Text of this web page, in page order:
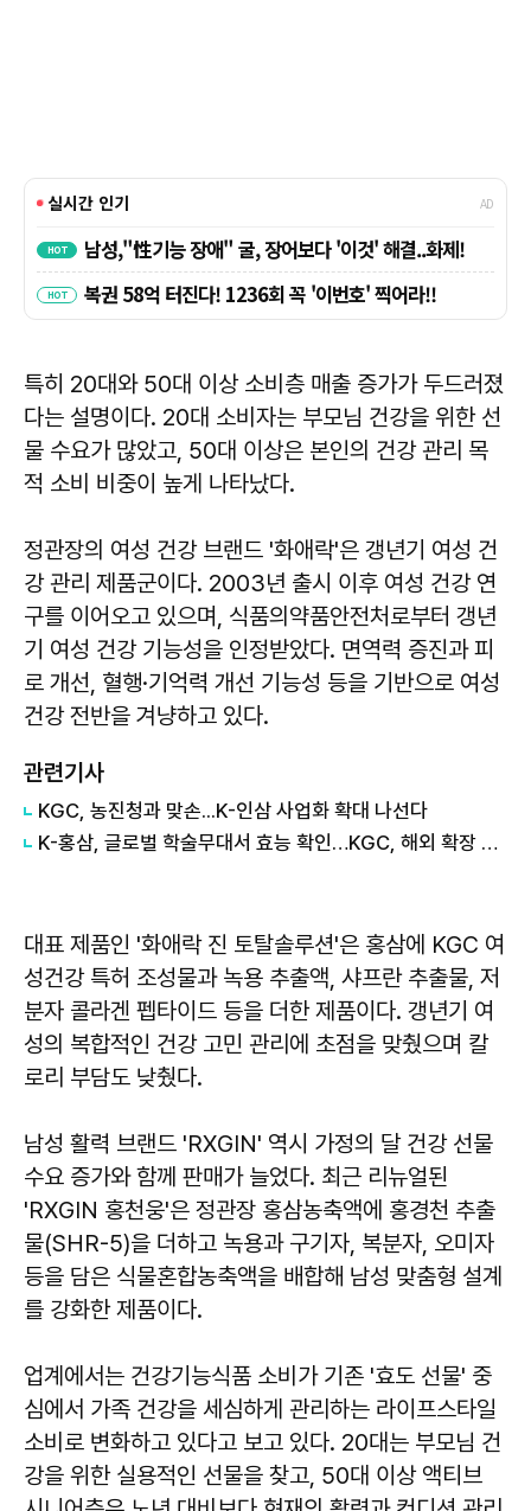
특히 20대와 50대 이상 소비층 매출 증가가 두드러졌
다는 설명이다. 20대 소비자는 부모님 건강을 위한 선
물 수요가 많았고, 50대 이상은 본인의 건강 관리 목
적 소비 비중이 높게 나타났다.
정관장의 여성 건강 브랜드 '화애락'은 갱년기 여성 건
강 관리 제품군이다. 2003년 출시 이후 여성 건강 연
구를 이어오고 있으며, 식품의약품안전처로부터 갱년
기 여성 건강 기능성을 인정받았다. 면역력 증진과 피
로 개선, 혈행·기억력 개선 기능성 등을 기반으로 여성
건강 전반을 겨냥하고 있다.
관련기사
KGC, 농진청과 맞손...K-인삼 사업화 확대 나선다
K-홍삼, 글로벌 학술무대서 효능 확인…KGC, 해외 확장 탄력
대표 제품인 '화애락 진 토탈솔루션'은 홍삼에 KGC 여
성건강 특허 조성물과 녹용 추출액, 샤프란 추출물, 저
분자 콜라겐 펩타이드 등을 더한 제품이다. 갱년기 여
성의 복합적인 건강 고민 관리에 초점을 맞췄으며 칼
로리 부담도 낮췄다.
남성 활력 브랜드 'RXGIN' 역시 가정의 달 건강 선물
수요 증가와 함께 판매가 늘었다. 최근 리뉴얼된
'RXGIN 홍천웅'은 정관장 홍삼농축액에 홍경천 추출
물(SHR-5)을 더하고 녹용과 구기자, 복분자, 오미자
등을 담은 식물혼합농축액을 배합해 남성 맞춤형 설계
를 강화한 제품이다.
업계에서는 건강기능식품 소비가 기존 '효도 선물' 중
심에서 가족 건강을 세심하게 관리하는 라이프스타일
소비로 변화하고 있다고 보고 있다. 20대는 부모님 건
강을 위한 실용적인 선물을 찾고, 50대 이상 액티브